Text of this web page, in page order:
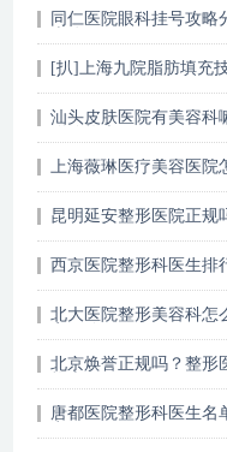
同仁医院眼科挂号攻
[扒]上海九院脂肪填充
汕头皮肤医院有美容科
上海薇琳医疗美容医院
昆明延安整形医院正规
西京医院整形科医生排
北大医院整形美容科怎
北京焕誉正规吗？整形
唐都医院整形科医生名